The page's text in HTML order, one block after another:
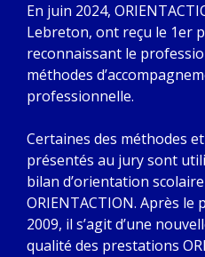
En juin 2024,
Lebreton, ont reçu le 1er
reconnaissant le
méthodes
professionnelle.
Certaines des méthodes
présentés au jury sont
bilan d’orientation
ORIENTACTION. Après
2009, il s’agit d’une
qualité des prestations